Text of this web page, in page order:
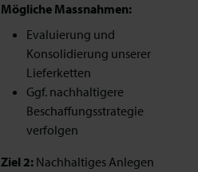
Mögliche Massnahmen:
Evaluierung und
Konsolidierung unserer
Lieferketten
Ggf. nachhaltigere
Beschaffungsstrategie
verfolgen
Ziel 2: Nachhaltiges Anlegen